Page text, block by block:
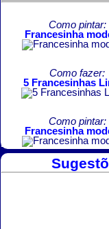
Como pintar:
Francesinha
Como fazer:
5 Francesinhas
Como pintar:
Francesinha